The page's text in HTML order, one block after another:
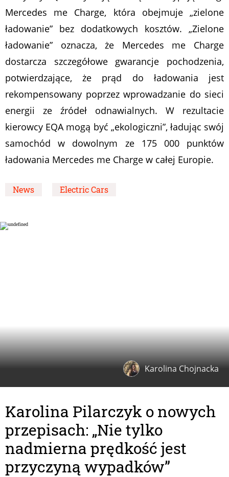
Mercedes me Charge, która obejmuje „zielone
ładowanie” bez dodatkowych kosztów. „Zielone
ładowanie” oznacza, że Mercedes me Charge
dostarcza szczegółowe gwarancje pochodzenia,
potwierdzające, że prąd do ładowania jest
rekompensowany poprzez wprowadzanie do sieci
energii ze źródeł odnawialnych. W rezultacie
kierowcy EQA mogą być „ekologiczni”, ładując swój
samochód w dowolnym ze 175 000 punktów
ładowania Mercedes me Charge w całej Europie.
News Electric Cars
Karolina Chojnacka
Karolina Pilarczyk o nowych
przepisach: „Nie tylko
nadmierna prędkość jest
przyczyną wypadków”